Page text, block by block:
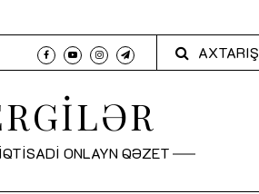
AXTARIŞ
ONLAYN QƏZET